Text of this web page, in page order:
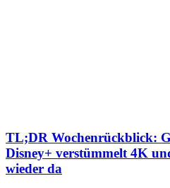
TL;DR Wochenrückblick:
Disney+ verstümmelt 4K
wieder da